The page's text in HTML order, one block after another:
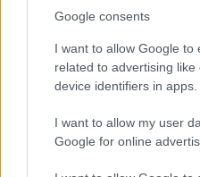
Google consents
I want to allow Google to
related to advertising
device identifiers in apps.
I want to allow my user
Google for online